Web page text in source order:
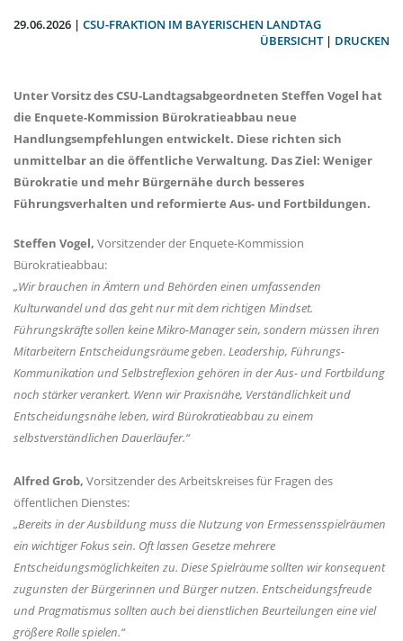
29.06.2026 | CSU-FRAKTION IM BAYERISCHEN LANDTAG
ÜBERSICHT| DRUCKEN
Unter Vorsitz des CSU-Landtagsabgeordneten Steffen Vogel hat
die Enquete-Kommission Bürokratieabbau neue
Handlungsempfehlungen entwickelt. Diese richten sich
unmittelbar an die öffentliche Verwaltung. Das Ziel: Weniger
Bürokratie und mehr Bürgernähe durch besseres
Führungsverhalten und reformierte Aus- und Fortbildungen.
Steffen Vogel, Vorsitzender der Enquete-Kommission
Bürokratieabbau:
Wir brauchen in Ämtern und Behörden einen umfassenden
Kulturwandel und das geht nur mit dem richtigen Mindset.
Führungskräfte sollen keine Mikro-Manager sein, sondern müssen ihren
Mitarbeitern Entscheidungsräume geben. Leadership, Führungs-
Kommunikation und Selbstreflexion gehören in der Aus- und Fortbildung
noch stärker verankert. Wenn wir Praxisnähe, Verständlichkeit und
Entscheidungsnähe leben, wird Bürokratieabbau zu einem
selbstverständlichen Dauerläufer.“
Alfred Grob, Vorsitzender des Arbeitskreises für Fragen des
öffentlichen Dienstes:
Bereits in der Ausbildung muss die Nutzung von Ermessensspielräumen
ein wichtiger Fokus sein. Oft lassen Gesetze mehrere
Entscheidungsmöglichkeiten zu. Diese Spielräume sollten wir konsequent
zugunsten der Bürgerinnen und Bürger nutzen. Entscheidungsfreude
und Pragmatismus sollten auch bei dienstlichen Beurteilungen eine viel
größere Rolle spielen.“